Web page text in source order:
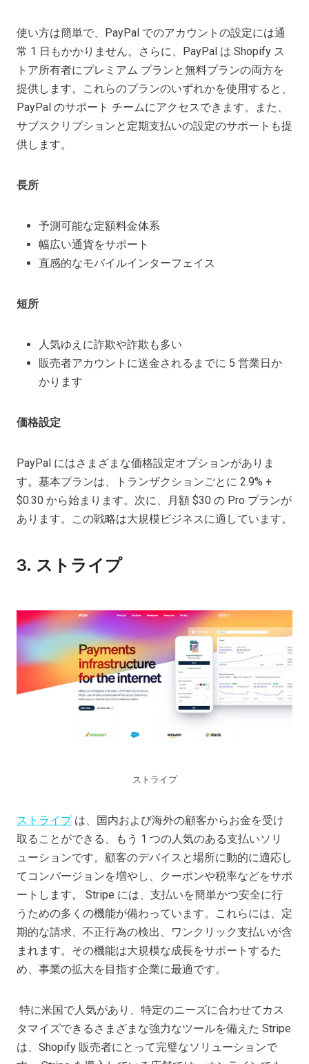
使い方は簡単で、PayPal でのアカウントの設定には通
常 1 日もかかりません。さらに、PayPal は Shopify ス
トア所有者にプレミアム プランと無料プランの両方を
提供します。これらのプランのいずれかを使用すると、
PayPal のサポート チームにアクセスできます。また、
サブスクリプションと定期支払いの設定のサポートも提
供します。
長所
予測可能な定額料金体系
幅広い通貨をサポート
直感的なモバイルインターフェイス
短所
人気ゆえに詐欺や詐欺も多い
販売者アカウントに送金されるまでに 5 営業日か
かります
価格設定
PayPal にはさまざまな価格設定オプションがありま
す。基本プランは、トランザクションごとに 2.9% +
$0.30 から始まります。次に、月額 $30 の Pro プランが
あります。この戦略は大規模ビジネスに適しています。
3. ストライプ
ストライプ
ストライプは、国内および海外の顧客からお金を受け
取ることができる、もう 1 つの人気のある支払いソリ
ューションです。顧客のデバイスと場所に動的に適応し
てコンバージョンを増やし、クーポンや税率などをサポ
ートします。 Stripe には、支払いを簡単かつ安全に行
うための多くの機能が備わっています。これらには、定
期的な請求、不正行為の検出、ワンクリック支払いが含
まれます。その機能は大規模な成長をサポートするた
め、事業の拡大を目指す企業に最適です。
特に米国で人気があり、特定のニーズに合わせてカス
タマイズできるさまざまな強力なツールを備えた Stripe
は、Shopify 販売者にとって完璧なソリューションで